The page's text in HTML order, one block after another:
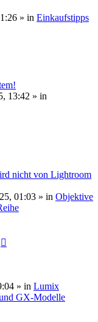
» in Einkaufstipps
13:42 » in
nicht von Lightroom
01:03 » in Objektive
» in Lumix
GX-Modelle